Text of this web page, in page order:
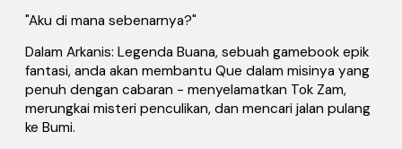
"Aku di mana sebenarnya?"
Dalam Arkanis: Legenda Buana, sebuah gamebook epik
fantasi, anda akan membantu Que dalam misinya yang
penuh dengan cabaran - menyelamatkan Tok Zam,
merungkai misteri penculikan, dan mencari jalan pulang
ke Bumi.